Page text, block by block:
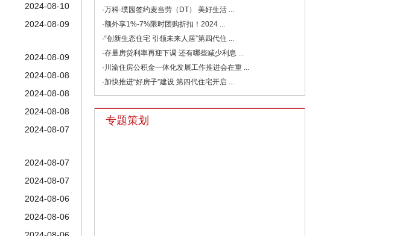
2024-08-10
2024-08-09
2024-08-09
2024-08-08
2024-08-08
2024-08-08
2024-08-07
2024-08-07
2024-08-07
2024-08-06
2024-08-06
·万科·璞园签约麦当劳（DT） 美好生活 ...
·额外享1%-7%限时团购折扣！2024 ...
·“创新生态住宅 引领未来人居”第四代住 ...
·存量房贷利率再迎下调 还有哪些减少利息 ...
·川渝住房公积金一体化发展工作推进会在重 ...
·加快推进“好房子”建设 第四代住宅开启 ...
专题策划